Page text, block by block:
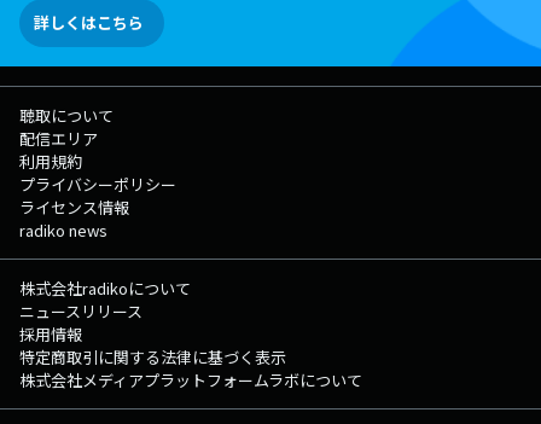
詳しくはこちら
聴取について
配信エリア
利用規約
プライバシーポリシー
ライセンス情報
radiko news
株式会社radikoについて
ニュースリリース
採用情報
特定商取引に関する法律に基づく表示
株式会社メディアプラットフォームラボについて